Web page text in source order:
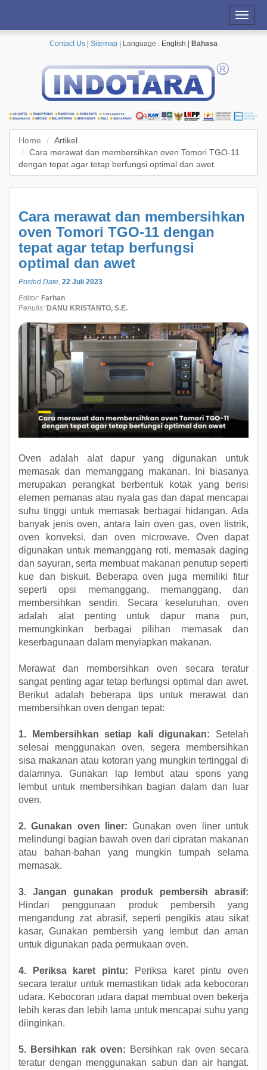
Contact Us Sitemap | Language : English Bahasa
Home
Artikel
Cara merawat dan membersihkan oven Tomori TGO-11
dengan tepat agar tetap berfungsi optimal dan awet
Cara merawat dan membersihkan
oven Tomori TGO-11 dengan
tepat agar tetap berfungsi
optimal dan awet
Posted Date, 22 Juli 2023
Editor: Farhan
Penulis: DANU KRISTANTO, S.E.
Oven adalah alat dapur yang digunakan untuk
memasak dan memanggang makanan. Ini biasanya
merupakan perangkat berbentuk kotak yang berisi
elemen pemanas atau nyala gas dan dapat mencapai
suhu tinggi untuk memasak berbagai hidangan. Ada
banyak jenis oven, antara lain oven gas, oven listrik,
oven konveksi, dan oven microwave. Oven dapat
digunakan untuk memanggang roti, memasak daging
dan sayuran, serta membuat makanan penutup seperti
kue dan biskuit. Beberapa oven juga memiliki fitur
seperti opsi memanggang, memanggang, dan
membersihkan sendiri. Secara keseluruhan, oven
adalah alat penting untuk dapur mana pun,
memungkinkan berbagai pilihan memasak dan
keserbagunaan dalam menyiapkan makanan.
Merawat dan membersihkan oven secara teratur
sangat penting agar tetap berfungsi optimal dan awet.
Berikut adalah beberapa tips untuk merawat dan
membersihkan oven dengan tepat:
1. Membersihkan setiap kali digunakan: Setelah
selesai menggunakan oven, segera membersihkan
sisa makanan atau kotoran yang mungkin tertinggal di
dalamnya. Gunakan lap lembut atau spons yang
lembut untuk membersihkan bagian dalam dan luar
oven.
2. Gunakan oven liner:Gunakan oven liner untuk
melindungi bagian bawah oven dari cipratan makanan
atau bahan-bahan yang mungkin tumpah selama
memasak.
3. Jangan gunakan produk pembersih abrasif:
Hindari penggunaan produk pembersih yang
mengandung zat abrasif, seperti pengikis atau sikat
kasar, Gunakan pembersih yang lembut dan aman
untuk digunakan pada permukaan oven.
4. Periksa karet pintu:
Periksa karet pintu oven
secara teratur untuk memastikan tidak ada kebocoran
udara. Kebocoran udara dapat membuat oven bekerja
lebih keras dan lebih lama untuk mencapai suhu yang
diinginkan.
5. Bersihkan rak oven: Bersihkan rak oven secara
teratur dengan menggunakan sabun dan air hangat.